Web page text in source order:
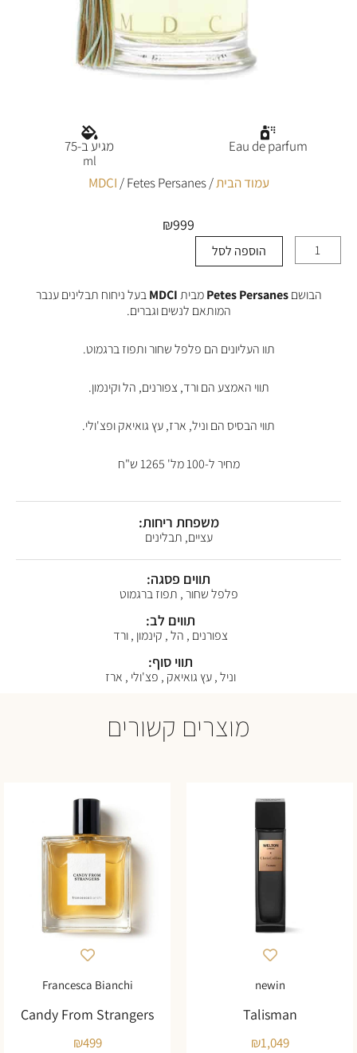
עמוד הבית/
MDCI/ Fetes Persanes
₪999
של
Persanes
הוספה לסל
הבושםPetes PersanesמביתMDCIבעל ניחוח תבלינים ענבר
המותאם לנשים וגברים.
תוו העליונים הם פלפל שחור ותפוז ברגמוט.
תווי האמצע הם ורד, צפורנים, הל וקינמון.
תווי הבסיס הם וניל, ארז, עץ גואיאק ופצ'ולי.
מחיר ל-100 מל' 1265 ש"ח
משפחת ריחות:
עציים, תבלינים
תווים פסגה:
פלפל שחור , תפוז ברגמוט
תווים לב:
צפורנים , הל , קינמון , ורד
תווי סוף:
וניל , עץ גואיאק , פצ'ולי , ארז
Eau de parfum מגיע ב-75
ml
מוצרים קשורים
newin
Talisman
₪1,049
Francesca Bianchi
Candy From Strangers
₪499